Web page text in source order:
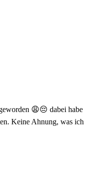
😩😔 dabei habe
Keine Ahnung, was ich